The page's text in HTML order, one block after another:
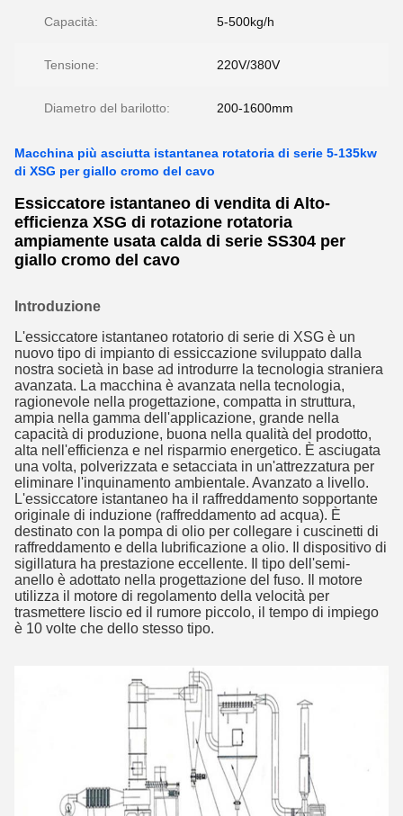
Capacità: 5-500kg/h
Tensione: 220V/380V
Diametro del barilotto: 200-1600mm
Macchina più asciutta istantanea rotatoria di serie 5-135kw
di XSG per giallo cromo del cavo
Essiccatore istantaneo di vendita di Alto-
efficienza XSG di rotazione rotatoria
ampiamente usata calda di serie SS304 per
giallo cromo del cavo
Introduzione
L'essiccatore istantaneo rotatorio di serie di XSG è un
nuovo tipo di impianto di essiccazione sviluppato dalla
nostra società in base ad introdurre la tecnologia straniera
avanzata. La macchina è avanzata nella tecnologia,
ragionevole nella progettazione, compatta in struttura,
ampia nella gamma dell'applicazione, grande nella
capacità di produzione, buona nella qualità del prodotto,
alta nell'efficienza e nel risparmio energetico. È asciugata
una volta, polverizzata e setacciata in un'attrezzatura per
eliminare l'inquinamento ambientale. Avanzato a livello.
L'essiccatore istantaneo ha il raffreddamento sopportante
originale di induzione (raffreddamento ad acqua). È
destinato con la pompa di olio per collegare i cuscinetti di
raffreddamento e della lubrificazione a olio. Il dispositivo di
sigillatura ha prestazione eccellente. Il tipo dell'semi-
anello è adottato nella progettazione del fuso. Il motore
utilizza il motore di regolamento della velocità per
trasmettere liscio ed il rumore piccolo, il tempo di impiego
è 10 volte che dello stesso tipo.